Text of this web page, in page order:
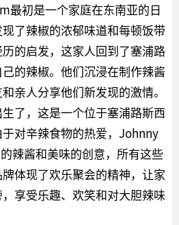
初是一个家庭在东南亚的日
了辣椒的浓郁味道和每顿饭带
的启发，这家人回到了塞浦路
的辣椒。他们沉浸在制作辣酱
亲人分享他们新发现的激情。
了，这是一个位于塞浦路斯西
对辛辣食物的热爱，Johnny
辣酱和美味的创意，所有这些
体现了欢乐聚会的精神，让家
享受乐趣、欢笑和对大胆辣味